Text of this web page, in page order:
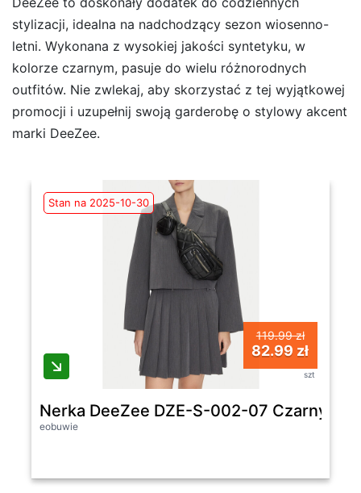
stylizacji, idealna na nadchodzący sezon wiosenno-
letni. Wykonana z wysokiej jakości syntetyku, w
kolorze czarnym, pasuje do wielu różnorodnych
outfitów. Nie zwlekaj, aby skorzystać z tej wyjątkowej
promocji i uzupełnij swoją garderobę o stylowy akcent
marki DeeZee.
Stan na 2025-10-30
119.99 zł
82.99 zł
szt
Nerka DeeZee DZE-S-002-07 Czarny -
eobuwie